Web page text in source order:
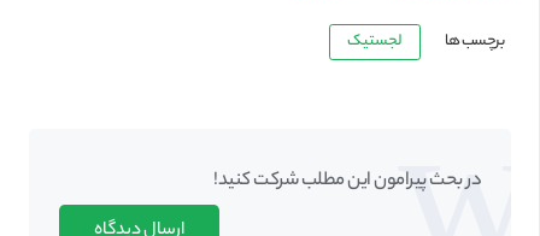
برچسب ها لجستیک
در بحث‌‌ پیرامون این مطلب شرکت کنید!